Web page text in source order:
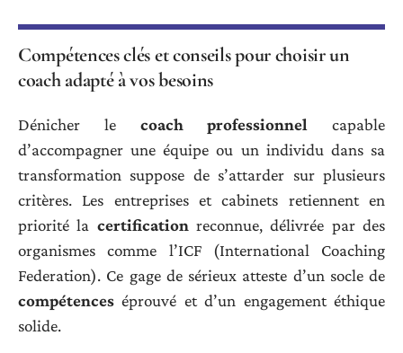
Compétences clés et conseils pour choisir un
coach adapté à vos besoins
Dénicher le coach professionnel capable
d’accompagner une équipe ou un individu dans sa
transformation suppose de s’attarder sur plusieurs
critères. Les entreprises et cabinets retiennent en
priorité la certificationreconnue, délivrée par des
organismes comme l’ICF (International Coaching
Federation). Ce gage de sérieux atteste d’un socle de
compétences éprouvé et d’un engagement éthique
solide.